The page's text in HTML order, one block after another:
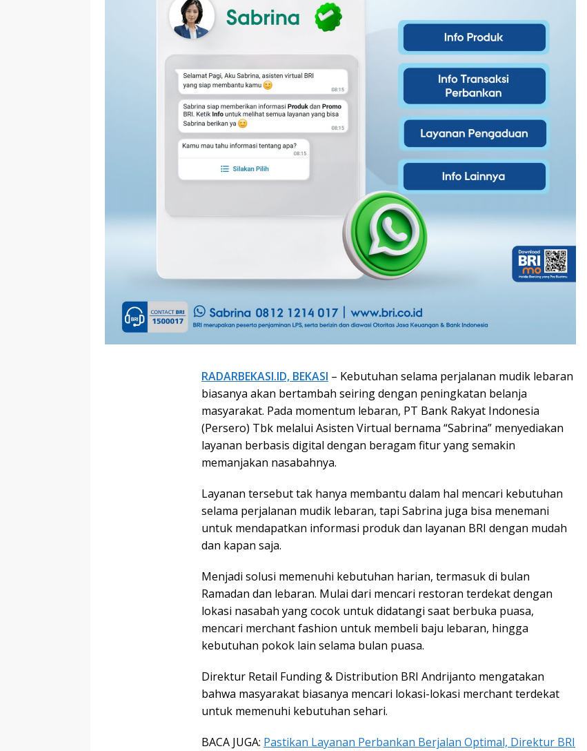
RADARBEKASI.ID, BEKASI – Kebutuhan selama perjalanan mudik lebaran
biasanya akan bertambah seiring dengan peningkatan belanja
masyarakat. Pada momentum lebaran, PT Bank Rakyat Indonesia
(Persero) Tbk melalui Asisten Virtual bernama “Sabrina” menyediakan
layanan berbasis digital dengan beragam fitur yang semakin
memanjakan nasabahnya.
Layanan tersebut tak hanya membantu dalam hal mencari kebutuhan
selama perjalanan mudik lebaran, tapi Sabrina juga bisa menemani
untuk mendapatkan informasi produk dan layanan BRI dengan mudah
dan kapan saja.
Menjadi solusi memenuhi kebutuhan harian, termasuk di bulan
Ramadan dan lebaran. Mulai dari mencari restoran terdekat dengan
lokasi nasabah yang cocok untuk didatangi saat berbuka puasa,
mencari merchant fashion untuk membeli baju lebaran, hingga
kebutuhan pokok lain selama bulan puasa.
Direktur Retail Funding & Distribution BRI Andrijanto mengatakan
bahwa masyarakat biasanya mencari lokasi-lokasi merchant terdekat
untuk memenuhi kebutuhan sehari.
BACA JUGA: Pastikan Layanan Perbankan Berjalan Optimal, Direktur BRI